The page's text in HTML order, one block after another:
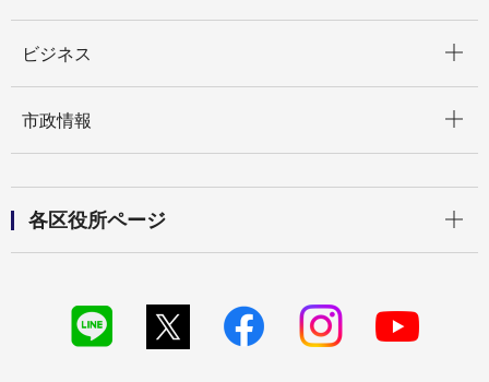
ビジネス
市政情報
各区役所ページ